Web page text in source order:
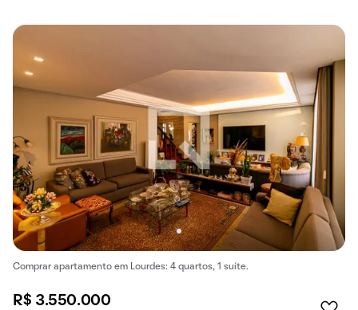
Comprar apartamento em Lourdes: 4 quartos, 1 suíte.
R$ 3.550.000